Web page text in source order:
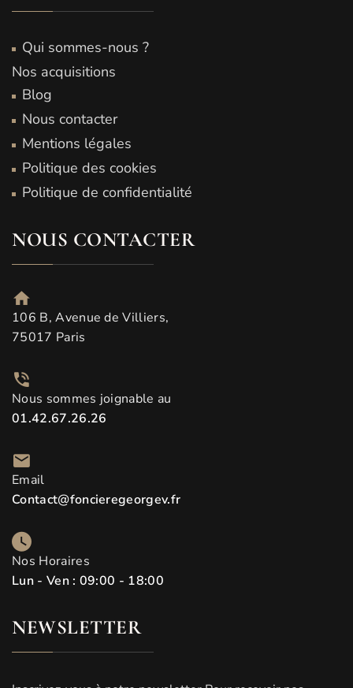
Qui sommes-nous ?
Nos acquisitions
Blog
Nous contacter
Mentions légales
Politique des cookies
Politique de confidentialité
NOUS CONTACTER
106 B, Avenue de Villiers,
75017 Paris
Nous sommes joignable au
01.42.67.26.26
Email
Contact@foncieregeorgev.fr
Nos Horaires
Lun - Ven : 09:00 - 18:00
NEWSLETTER